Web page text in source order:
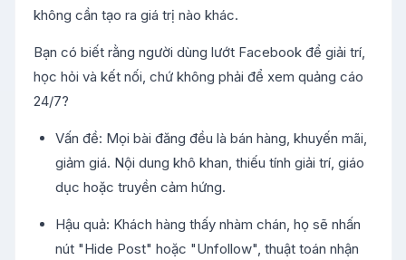
không cần tạo ra giá trị nào khác.
Bạn có biết rằng người dùng lướt Facebook để giải trí,
học hỏi và kết nối, chứ không phải để xem quảng cáo
24/7?
Vấn đề: Mọi bài đăng đều là bán hàng, khuyến mãi,
giảm giá. Nội dung khô khan, thiếu tính giải trí, giáo
dục hoặc truyền cảm hứng.
Hậu quả: Khách hàng thấy nhàm chán, họ sẽ nhấn
nút "Hide Post" hoặc "Unfollow", thuật toán nhận